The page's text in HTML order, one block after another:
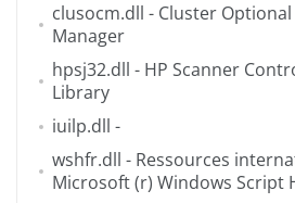
clusocm.dll - Cluster
Manager
hpsj32.dll - HP Scanner
Library
iuilp.dll -
wshfr.dll - Ressources
Microsoft (r) Windows Script